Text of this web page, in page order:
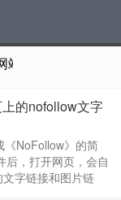
站，非Google
的nofollow文字
《NoFollow》的简
后，打开网页，会自
字链接和图片链